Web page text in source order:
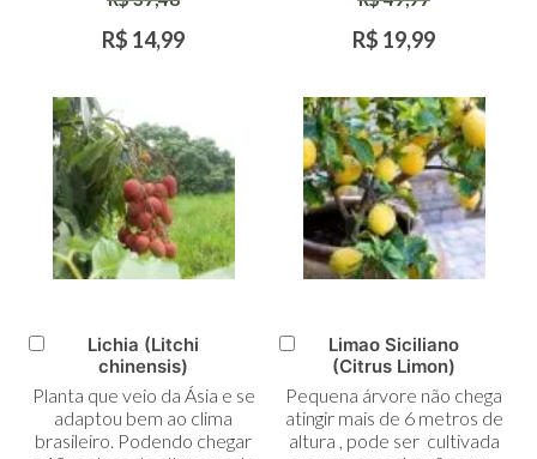
R$ 14,99 R$ 19,99
Adicionar
Carrinho
Lichia (Litchi
chinensis)
Planta que veio da Ásia e se
adaptou bem ao clima
brasileiro. Podendo chegar
Adicionar
Carrinho
Limao Siciliano
(Citrus Limon)
Pequena árvore não chega
atingir mais de 6 metros de
altura , pode ser cultivada